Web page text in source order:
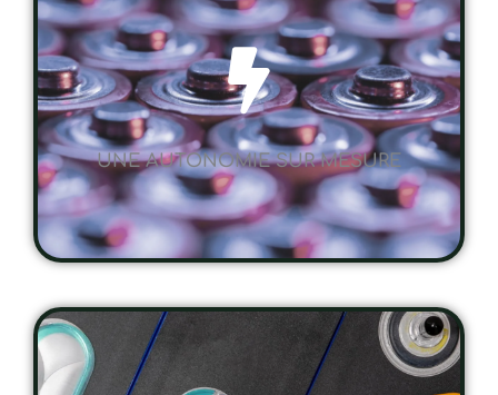
UNE AUTONOMIE SUR MESURE